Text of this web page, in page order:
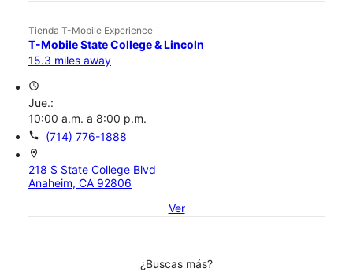
Tienda T-Mobile Experience
T-Mobile State College & Lincoln
15.3 miles away
access_time
Jue.:
10:00 a.m. a 8:00 p.m.
call (714) 776-1888
location_on
218 S State College Blvd
Anaheim, CA 92806
Ver
¿Buscas más?